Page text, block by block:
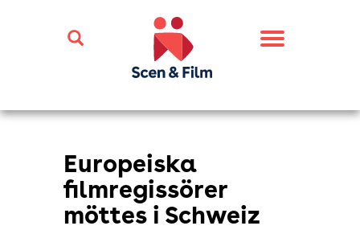
Toggle
Europeiska
filmregissörer
möttes i Schweiz